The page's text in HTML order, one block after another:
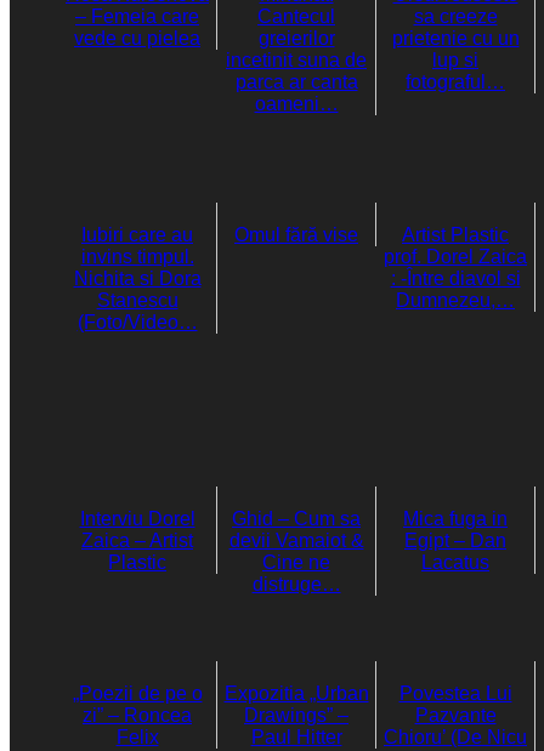
– Femeia care
vede cu pielea
Cantecul
greierilor
incetinit suna de
parca ar canta
oameni…
sa creeze
prietenie cu un
lup si
fotograful…
Iubiri care au
invins timpul.
Nichita si Dora
Stanescu
(Foto/Video…
Omul fără vise
Artist Plastic
prof. Dorel Zaica
: -Între diavol si
Dumnezeu,…
Interviu Dorel
Zaica – Artist
Plastic
Ghid – Cum sa
devii Vamaiot &
Cine ne
distruge…
Mica fuga in
Egipt – Dan
Lacatus
„Poezii de pe o
zi” – Roncea
Felix
Expozitia „Urban
Drawings” –
Paul Hitter
Povestea Lui
Pazvante
Chioru’ (De Nicu